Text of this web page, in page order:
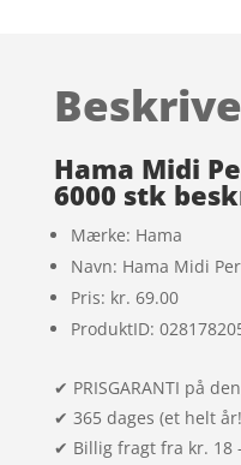
kundebedø
Hama Midi
6000 stk
Mærke: Hama
Navn: Hama Midi
Pris: kr. 69.00
ProduktID:
✔ PRISGARANTI på
✔ 365 dages (et helt
✔ Billig fragt fra kr. 18